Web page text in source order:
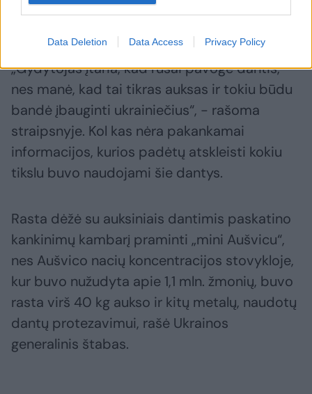
Data Deletion Data Access Privacy Policy
„Gydytojas įtaria, kad rusai pavogė dantis,
nes manė, kad tai tikras auksas ir tokiu būdu
bandė įbauginti ukrainiečius“, - rašoma
straipsnyje. Kol kas nėra pakankamai
informacijos, kurios padėtų atskleisti kokiu
tikslu buvo naudojami šie dantys.
Rasta dėžė su auksiniais dantimis paskatino
kankinimų kambarį praminti „mini Aušvicu“,
nes Aušvico nacių koncentracijos stovykloje,
kur buvo nužudyta apie 1,1 mln. žmonių, buvo
rasta virš 40 kg aukso ir kitų metalų, naudotų
dantų protezavimui, rašė Ukrainos
generalinis štabas.